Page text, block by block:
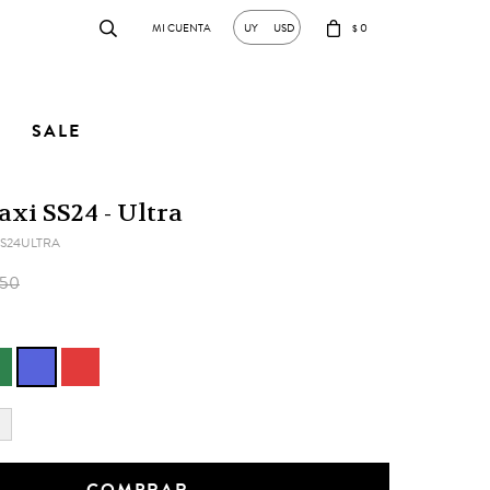
SALE
$0
UY USD
SS24 - Ultra